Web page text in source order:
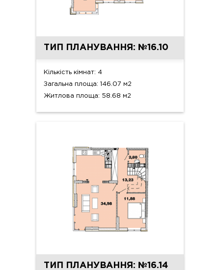
ТИП ПЛАНУВАННЯ: №16.10
Кількість кімнат: 4
Загальна площа: 146.07 м2
Житлова площа: 58.68 м2
ТИП ПЛАНУВАННЯ: №16.14